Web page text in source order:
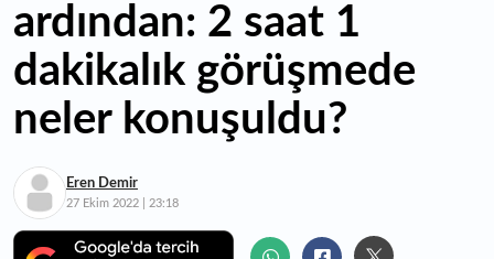
ardından: 2 saat 1
dakikalık görüşmede
neler konuşuldu?
Eren Demir
27 Ekim 2022 | 23:18